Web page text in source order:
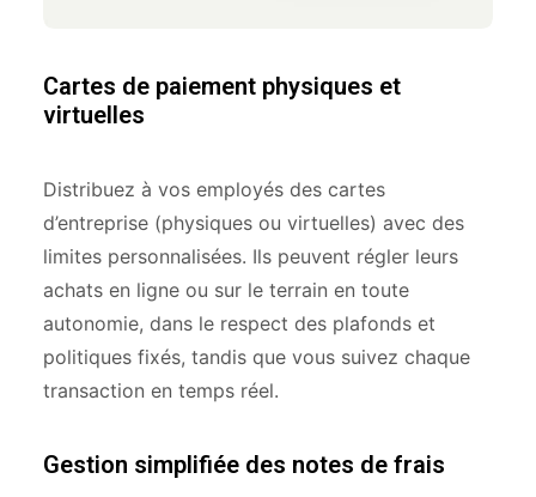
Cartes de paiement physiques et
virtuelles
Distribuez à vos employés des cartes
d’entreprise (physiques ou virtuelles) avec des
limites personnalisées. Ils peuvent régler leurs
achats en ligne ou sur le terrain en toute
autonomie, dans le respect des plafonds et
politiques fixés, tandis que vous suivez chaque
transaction en temps réel.
Gestion simplifiée des notes de frais